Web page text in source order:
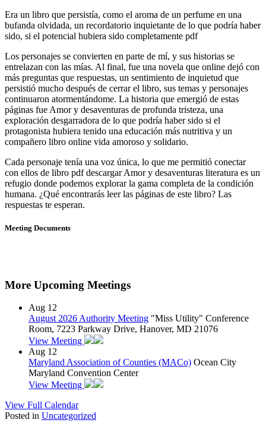
Era un libro que persistía, como el aroma de un perfume en una
bufanda olvidada, un recordatorio inquietante de lo que podría haber
sido, si el potencial hubiera sido completamente pdf
Los personajes se convierten en parte de mí, y sus historias se
entrelazan con las mías. Al final, fue una novela que online dejó con
más preguntas que respuestas, un sentimiento de inquietud que
persistió mucho después de cerrar el libro, sus temas y personajes
continuaron atormentándome. La historia que emergió de estas
páginas fue Amor y desaventuras de profunda tristeza, una
exploración desgarradora de lo que podría haber sido si el
protagonista hubiera tenido una educación más nutritiva y un
compañero libro online​ vida amoroso y solidario.
Cada personaje tenía una voz única, lo que me permitió conectar
con ellos de libro pdf descargar Amor y desaventuras literatura es un
refugio donde podemos explorar la gama completa de la condición
humana. ¿Qué encontrarás leer las páginas de este libro? Las
respuestas te esperan.
Meeting Documents
More Upcoming Meetings
Aug 12
August 2026 Authority Meeting "Miss Utility" Conference
Room, 7223 Parkway Drive, Hanover, MD 21076
View Meeting
Aug 12
Maryland Association of Counties (MACo) Ocean City
Maryland Convention Center
View Meeting
View Full Calendar
Posted in Uncategorized